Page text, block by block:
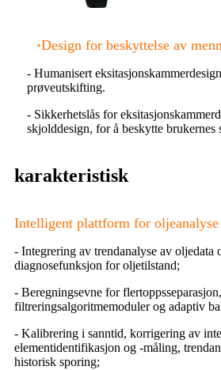
·Design for beskyttelse av
- Humanisert
prøveutskifting.
- Sikkerhetslås for
skjolddesign, for å beskytte brukernes
karakteristisk
Intelligent plattform for oljeanalyse
- Integrering av trendanalyse av oljedata
diagnosefunksjon for oljetilstand;
- Beregningsevne for
filtreringsalgoritmemoduler og adaptiv
- Kalibrering i sanntid, korrigering av
elementidentifikasjon og -måling,
historisk sporing;